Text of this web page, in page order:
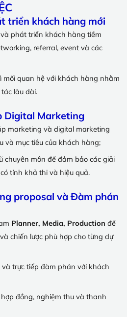
triển khách hàng mới
phát triển khách hàng tiềm
referral, event và các
mối quan hệ với khách hàng nhằm
lâu dài.
Digital Marketing
marketing và digital marketing
và mục tiêu của khách hàng;
chuyên môn để đảm bảo các giải
tính khả thi và hiệu quả.
proposal và Đàm phán
Planner, Media, Production để
chiến lược phù hợp cho từng dự
trực tiếp đàm phán với khách
đồng, nghiệm thu và thanh